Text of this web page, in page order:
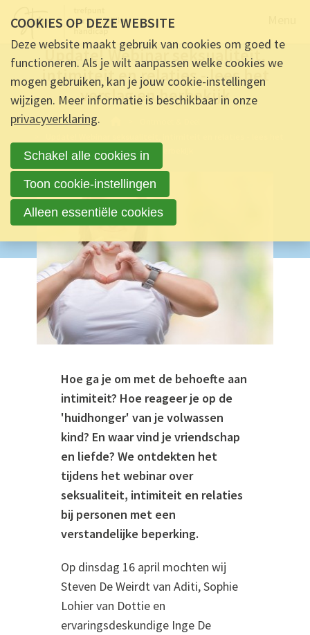
Update! Webinar seksualiteit,
intimiteit en relaties - lees het
verslag en herbekijk
verslag en herbekijk
Hoe ga je om met de behoefte aan
intimiteit? Hoe reageer je op de
'huidhonger' van je volwassen
kind? En waar vind je vriendschap
en liefde? We ontdekten het
tijdens het webinar over
seksualiteit, intimiteit en relaties
bij personen met een
verstandelijke beperking.
Op dinsdag 16 april mochten wij
Steven De Weirdt van Aditi, Sophie
Lohier van Dottie en
ervaringsdeskundige Inge De
COOKIES OP DEZE WEBSITE
Deze website maakt gebruik van cookies om goed te
functioneren. Als je wilt aanpassen welke cookies we
mogen gebruiken, kan je jouw cookie-instellingen
wijzigen. Meer informatie is beschikbaar in onze
privacyverklaring.
Schakel alle cookies in
Toon cookie-instellingen
Alleen essentiële cookies